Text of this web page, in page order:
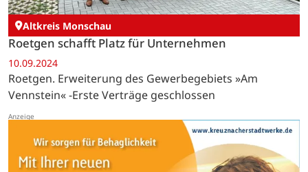
Altkreis Monschau
Roetgen schafft Platz für Unternehmen
10.09.2024
Roetgen. Erweiterung des Gewerbegebiets »Am
Vennstein« -Erste Verträge geschlossen